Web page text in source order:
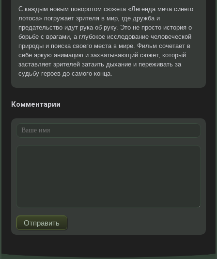
С каждым новым поворотом сюжета «Легенда меча синего
лотоса» погружает зрителя в мир, где дружба и
предательство идут рука об руку. Это не просто история о
борьбе с врагами, а глубокое исследование человеческой
природы и поиска своего места в мире. Фильм сочетает в
себе яркую анимацию и захватывающий сюжет, который
заставляет зрителей затаить дыхание и переживать за
судьбу героев до самого конца.
Комментарии